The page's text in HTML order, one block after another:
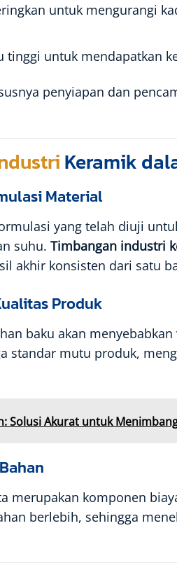
untuk mengurangi
tinggi untuk mendapatkan
penyiapan dan
Keramik
Material
yang telah diuji
suhu. Timbangan industri
akhir konsisten dari satu
Produk
baku akan
standar mutu produk,
Solusi Akurat untuk
merupakan komponen
berlebih, sehingga